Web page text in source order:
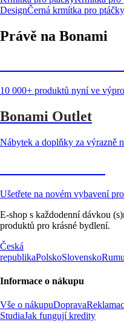
DesignČerná krmítka pro ptáčky
Právě na Bonami
10 000+ produktů nyní ve
Bonami Outlet
Nábytek a doplňky za výrazně
Ušetřete na novém vybavení
E-shop s každodenní dávkou
produktů pro krásné bydlení.
Česká
republikaPolskoSlovensko
Informace o nákupu
Vše o nákupuDoprava
StudiaJak fungují kredity